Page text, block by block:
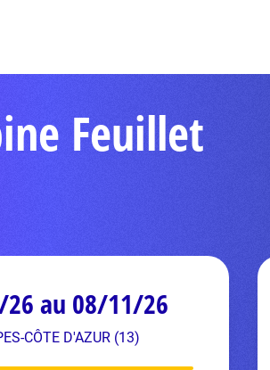
Feuillet
au 08/11/26
CÔTE D'AZUR (13)